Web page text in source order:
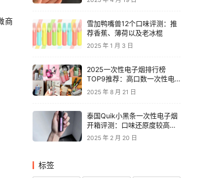
商
雪加鸭嘴兽12个口味评测：推
荐香蕉、薄荷以及老冰棍
2025 年 1 月 3 日
2025一次性电子烟排行榜
TOP9推荐：高口数一次性电
子烟对比，性价比电子烟品牌
2025 年 8 月 21 日
泰国Quik小黑条一次性电子烟
开箱评测：口味还原度较高，
层次丰富
2025 年 2 月 20 日
标签